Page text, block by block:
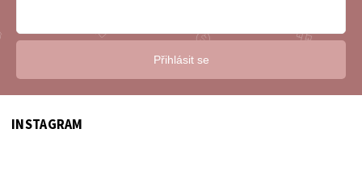
INSTAGRAM
Přihlásit se